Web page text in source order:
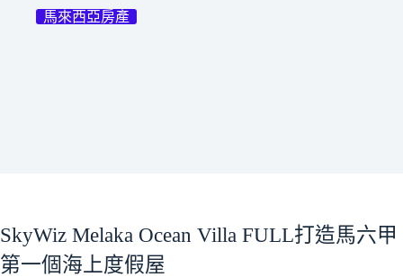
馬來西亞房產
SkyWiz Melaka Ocean Villa FULL打造馬六甲
第一個海上度假屋